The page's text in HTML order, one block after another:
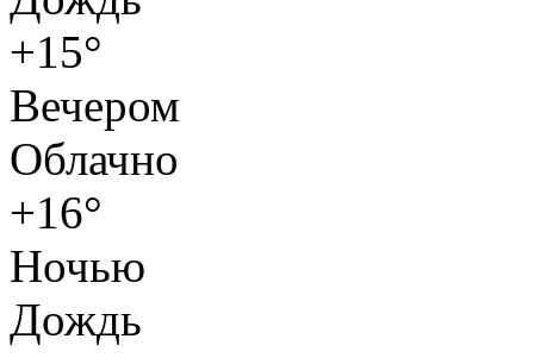
+15°
Вечером
Облачно
+16°
Ночью
Дождь